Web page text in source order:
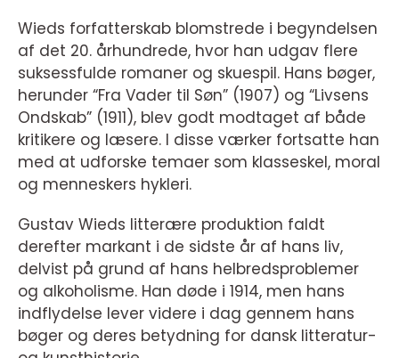
Wieds forfatterskab blomstrede i begyndelsen
af det 20. århundrede, hvor han udgav flere
suksessfulde romaner og skuespil. Hans bøger,
herunder “Fra Vader til Søn” (1907) og “Livsens
Ondskab” (1911), blev godt modtaget af både
kritikere og læsere. I disse værker fortsatte han
med at udforske temaer som klasseskel, moral
og menneskers hykleri.
Gustav Wieds litterære produktion faldt
derefter markant i de sidste år af hans liv,
delvist på grund af hans helbredsproblemer
og alkoholisme. Han døde i 1914, men hans
indflydelse lever videre i dag gennem hans
bøger og deres betydning for dansk litteratur-